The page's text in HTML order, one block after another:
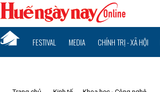
FESTIVAL MEDIA CHÍNH TRỊ - XÃ HỘI